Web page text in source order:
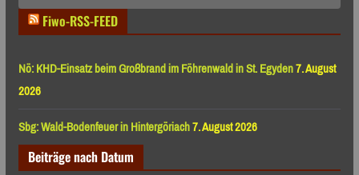
Fiwo-RSS-FEED
Nö: KHD-Einsatz beim Großbrand im Föhrenwald in St. Egyden7. August
2026
Sbg: Wald-Bodenfeuer in Hintergöriach7. August 2026
Beiträge nach Datum